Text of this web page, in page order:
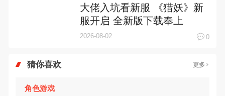
大佬入坑看新服 《猎妖》新
服开启 全新版下载奉上
2026-08-02 0
猜你喜欢 更多
角色游戏